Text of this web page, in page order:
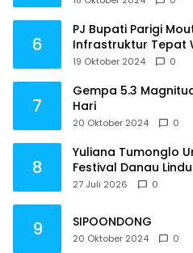
6
PJ Bupati Parigi
Infrastruktur Tepat
19 Oktober 2024 0
7
Gempa 5.3
Hari
20 Oktober 2024 0
8
Yuliana Tumonglo
Festival Danau
Harus Jadi Prioritas
27 Juli 2026 0
9 SIPOONDONG
20 Oktober 2024 0